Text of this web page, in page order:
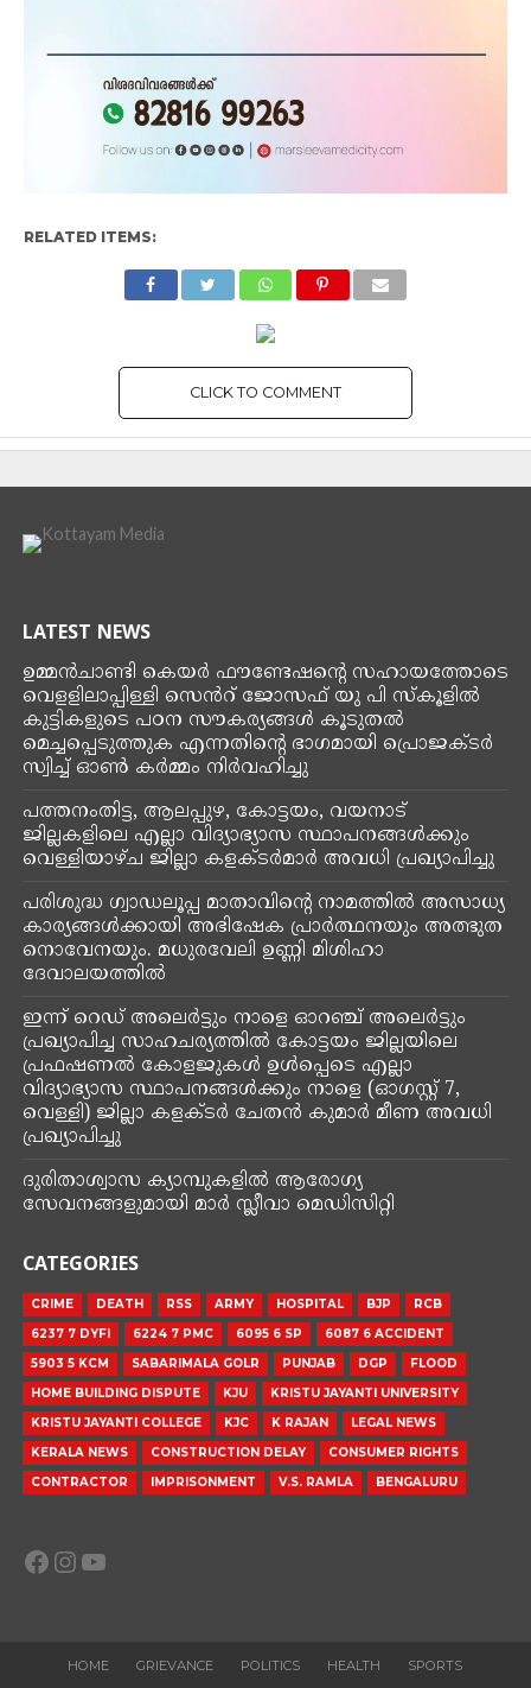
RELATED ITEMS:
CLICK TO COMMENT
LATEST NEWS
ഉമ്മൻ‌ചാണ്ടി കെയർ ഫൗണ്ടേഷൻ്റെ സഹായത്തോടെ
വെളളിലാപ്പിള്ളി സെൻറ് ജോസഫ് യു പി സ്കൂളിൽ
കുട്ടികളുടെ പഠന സൗകര്യങ്ങൾ കൂടുതൽ
മെച്ചപ്പെടുത്തുക എന്നതിന്റെ ഭാഗമായി പ്രൊജക്ടർ
സ്വിച്ച് ഓൺ കർമ്മം നിർവഹിച്ചു
പത്തനംതിട്ട, ആലപ്പുഴ, കോട്ടയം, വയനാട്
ജില്ലകളിലെ എല്ലാ വിദ്യാഭ്യാസ സ്ഥാപനങ്ങൾക്കും
വെള്ളിയാഴ്ച ജില്ലാ കളക്ടർമാർ അവധി പ്രഖ്യാപിച്ചു
പരിശുദ്ധ ഗ്വാഡലൂപ്പ മാതാവിന്റെ നാമത്തിൽ അസാധ്യ
കാര്യങ്ങൾക്കായി അഭിഷേക പ്രാർത്ഥനയും അത്ഭുത
നൊവേനയും. മധുരവേലി ഉണ്ണി മിശിഹാ
ദേവാലയത്തിൽ
ഇന്ന് റെഡ് അലെർട്ടും നാളെ ഓറഞ്ച് അലെർട്ടും
പ്രഖ്യാപിച്ച സാഹചര്യത്തിൽ കോട്ടയം ജില്ലയിലെ
പ്രഫഷണൽ കോളജുകൾ ഉൾപ്പെടെ എല്ലാ
വിദ്യാഭ്യാസ സ്ഥാപനങ്ങൾക്കും നാളെ (ഓഗസ്റ്റ് 7,
വെള്ളി) ജില്ലാ കളക്ടർ ചേതൻ കുമാർ മീണ അവധി
പ്രഖ്യാപിച്ചു
ദുരിതാശ്വാസ ക്യാമ്പുകളിൽ ആരോഗ്യ
സേവനങ്ങളുമായി മാർ സ്ലീവാ മെഡിസിറ്റി
CATEGORIES
CRIME DEATH RSS ARMY HOSPITAL BJP
RCB
6237 7 DYFI
6224 7 PMC 6095 6 SP
6087 6 ACCIDENT
5903 5 KCM
SABARIMALA GOLR PUNJAB DGP
FLOOD
HOME BUILDING DISPUTE
KJU
KRISTU JAYANTI UNIVERSITY
KRISTU JAYANTI COLLEGE
KJC K RAJAN
LEGAL NEWS
KERALA NEWS
CONSTRUCTION DELAY
CONSUMER RIGHTS
CONTRACTOR
IMPRISONMENT V.S. RAMLA BENGALURU
Facebook
Instagram
YouTube
HOME GRIEVANCE POLITICS HEALTH SPORTS